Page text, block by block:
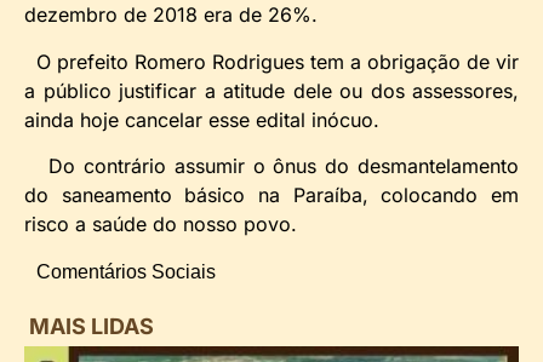
dezembro de 2018 era de 26%.
O prefeito Romero Rodrigues tem a obrigação de vir
a público justificar a atitude dele ou dos assessores,
ainda hoje cancelar esse edital inócuo.
Do contrário assumir o ônus do desmantelamento
do saneamento básico na Paraíba, colocando em
risco a saúde do nosso povo.
Comentários Sociais
MAIS LIDAS